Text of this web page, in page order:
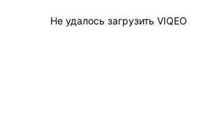
Не удалось загрузить VIQEO